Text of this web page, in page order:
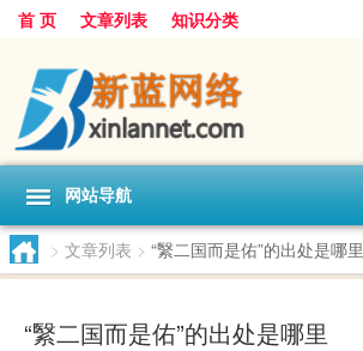
首 页 文章列表 知识分类
网站导航
> 文章列表 > “繄二国而是佑”的出处是哪里
“繄二国而是佑”的出处是哪里